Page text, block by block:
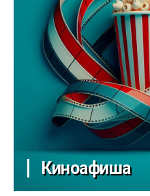
Киноафиша